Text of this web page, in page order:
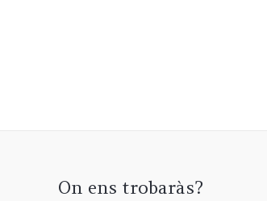
On ens trobaràs?